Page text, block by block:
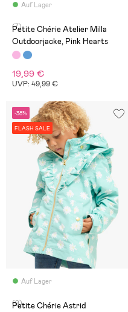
Auf Lager
(7)
Petite Chérie Atelier Milla
Outdoorjacke, Pink Hearts
19,99 €
UVP: 49,99 €
-38%
FLASH SALE
Auf Lager
(9)
Petite Chérie Astrid